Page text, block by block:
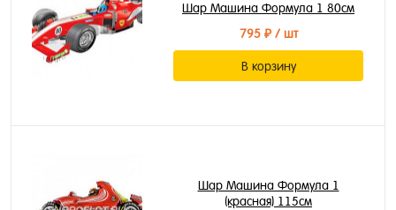
Шар Машина Формула 1 80см
795 ₽/ шт
В корзину
Шар Машина Формула 1
(красная) 115см